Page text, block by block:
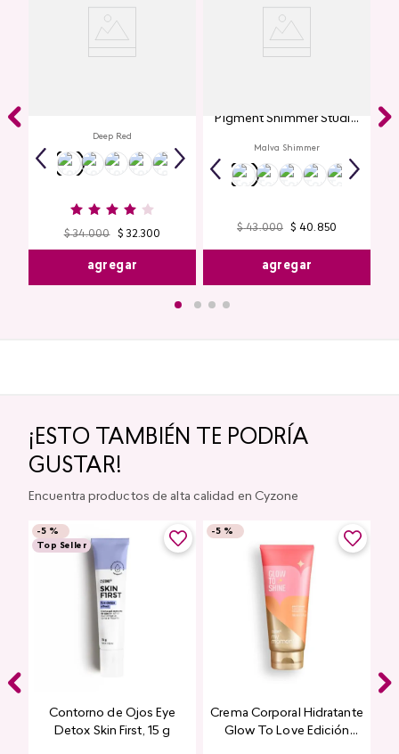
Deep Red
$ 34.000 $ 32.300
agregar
Pigment Shimmer Studio
Malva Shimmer
$ 43.000 $ 40. 850
agregar
¡ESTO TAMBIÉN TE PODRÍA
GUSTAR!
Encuentra productos de alta calidad en Cyzone
-5 %
Top Seller
Contorno de Ojos Eye
Detox Skin First, 15 g
-5 %
Crema Corporal Hidratante
Glow To Love Edición